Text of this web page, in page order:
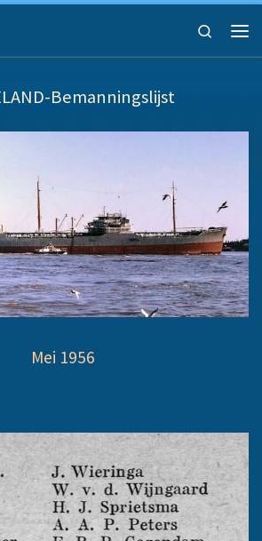
Search
Bemanningslijst
Mei 1956